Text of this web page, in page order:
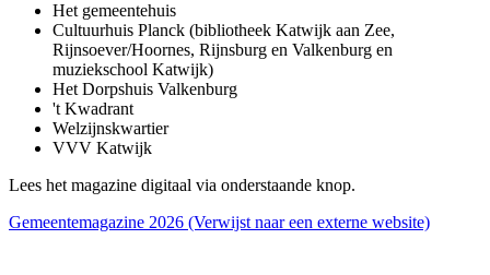
Het gemeentehuis
Cultuurhuis Planck (bibliotheek Katwijk aan Zee,
Rijnsoever/Hoornes, Rijnsburg en Valkenburg en
muziekschool Katwijk)
Het Dorpshuis Valkenburg
't Kwadrant
Welzijnskwartier
VVV Katwijk
Lees het magazine digitaal via onderstaande knop.
Gemeentemagazine 2026 (Verwijst naar een externe website)